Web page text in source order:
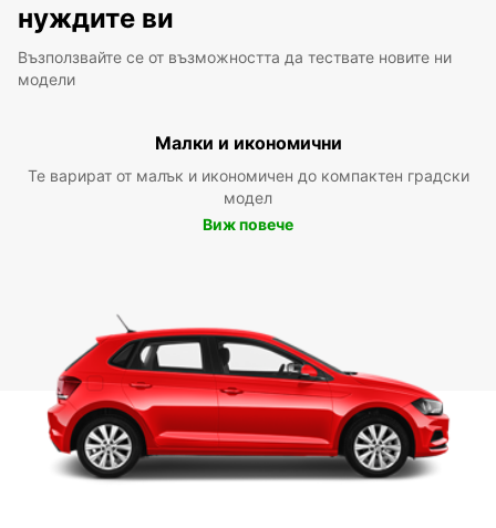
нуждите ви
Възползвайте се от възможността да тествате новите ни
модели
Малки и икономични
Те варират от малък и икономичен до компактен градски
модел
Виж повече